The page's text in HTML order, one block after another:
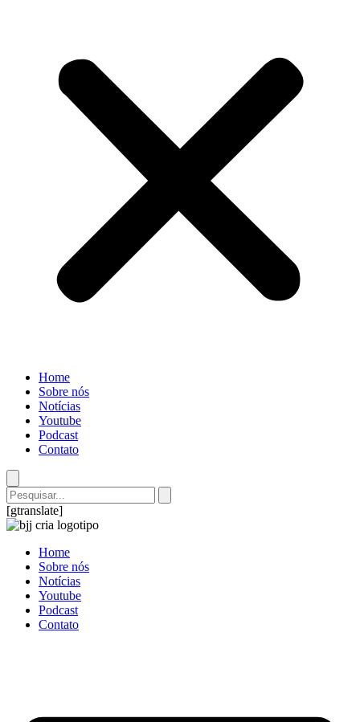
Home
Sobre nós
Notícias
Youtube
Podcast
Contato
Search
[gtranslate]
Home
Sobre nós
Notícias
Youtube
Podcast
Contato